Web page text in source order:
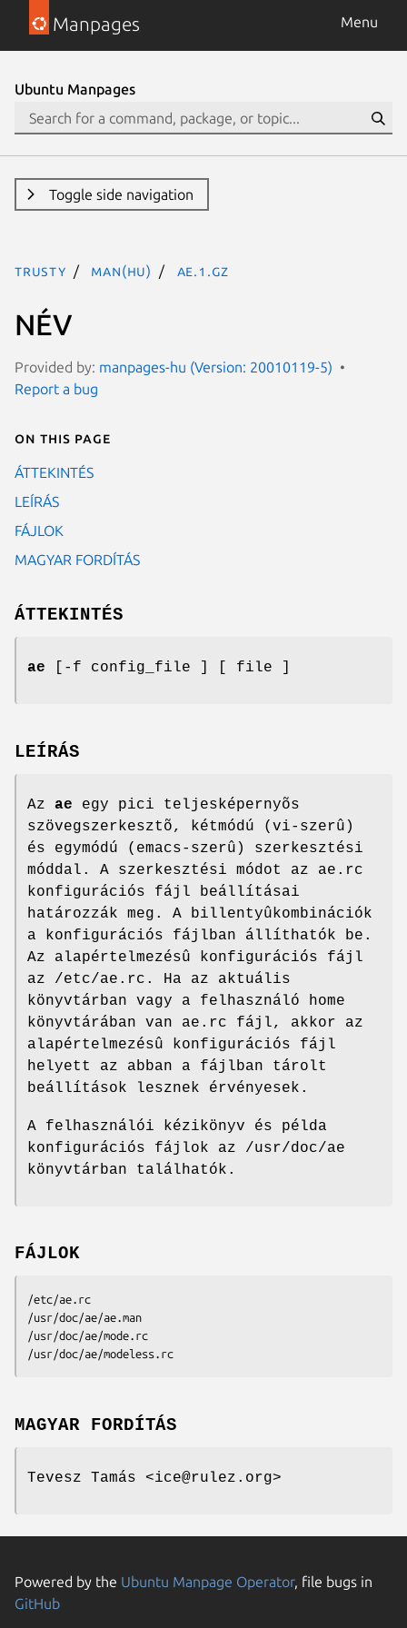
Manpages Menu
Ubuntu Manpages
Toggle side navigation
trusty man(hu) ae.1.gz
NÉV
Provided by: manpages-hu (Version: 20010119-5)
Report a bug
On this page
ÁTTEKINTÉS
LEÍRÁS
FÁJLOK
MAGYAR FORDÍTÁS
ÁTTEKINTÉS
ae [-f config_file ] [ file ]
LEÍRÁS
Az ae egy pici teljesképernyõs
szövegszerkesztõ, kétmódú (vi-szerû)
és egymódú (emacs-szerû) szerkesztési
móddal. A szerkesztési módot az ae.rc
konfigurációs fájl beállításai
határozzák meg. A billentyûkombinációk
a konfigurációs fájlban állíthatók be.
Az alapértelmezésû konfigurációs fájl
az /etc/ae.rc. Ha az aktuális
könyvtárban vagy a felhasználó home
könyvtárában van ae.rc fájl, akkor az
alapértelmezésû konfigurációs fájl
helyett az abban a fájlban tárolt
beállítások lesznek érvényesek.
A felhasználói kézikönyv és példa
konfigurációs fájlok az /usr/doc/ae
könyvtárban találhatók.
FÁJLOK
/etc/ae.rc
/usr/doc/ae/ae.man
/usr/doc/ae/mode.rc
/usr/doc/ae/modeless.rc
MAGYAR FORDÍTÁS
Tevesz Tamás <ice@rulez.org>
Powered by the Ubuntu Manpage Operator, file bugs in
GitHub